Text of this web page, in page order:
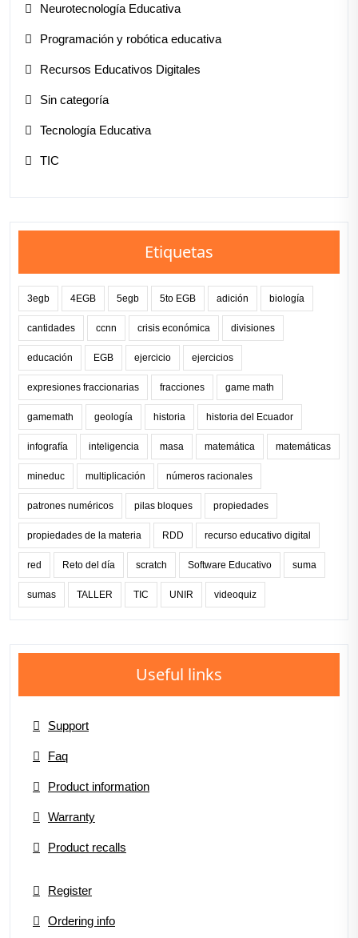
Neurotecnología Educativa
Programación y robótica educativa
Recursos Educativos Digitales
Sin categoría
Tecnología Educativa
TIC
Etiquetas
3egb 4EGB 5egb 5to EGB adición biología
cantidades ccnn crisis económica divisiones
educación EGB ejercicio ejercicios
expresiones fraccionarias fracciones game math
gamemath geología historia historia del Ecuador
infografía inteligencia masa matemática matemáticas
mineduc multiplicación números racionales
patrones numéricos pilas bloques propiedades
propiedades de la materia RDD recurso educativo digital
red Reto del día scratch Software Educativo suma
sumas TALLER TIC UNIR videoquiz
Useful links
Support
Faq
Product information
Warranty
Product recalls
Register
Ordering info